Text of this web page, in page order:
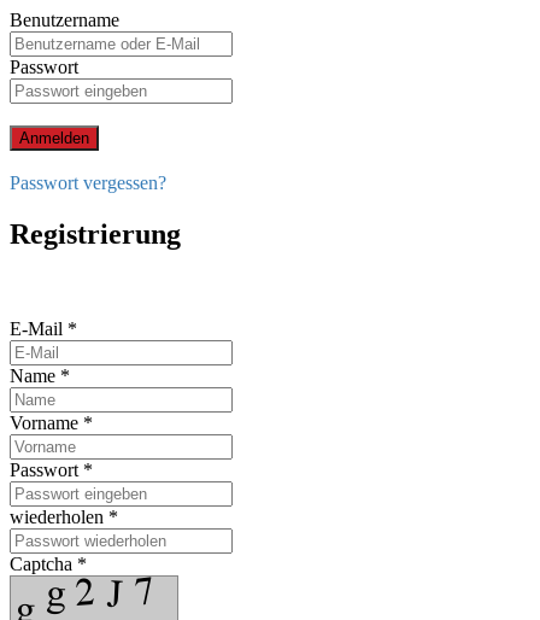
Benutzername
Passwort
Anmelden
Passwort vergessen?
Registrierung
E-Mail *
Name *
Vorname *
Passwort *
wiederholen *
Captcha *